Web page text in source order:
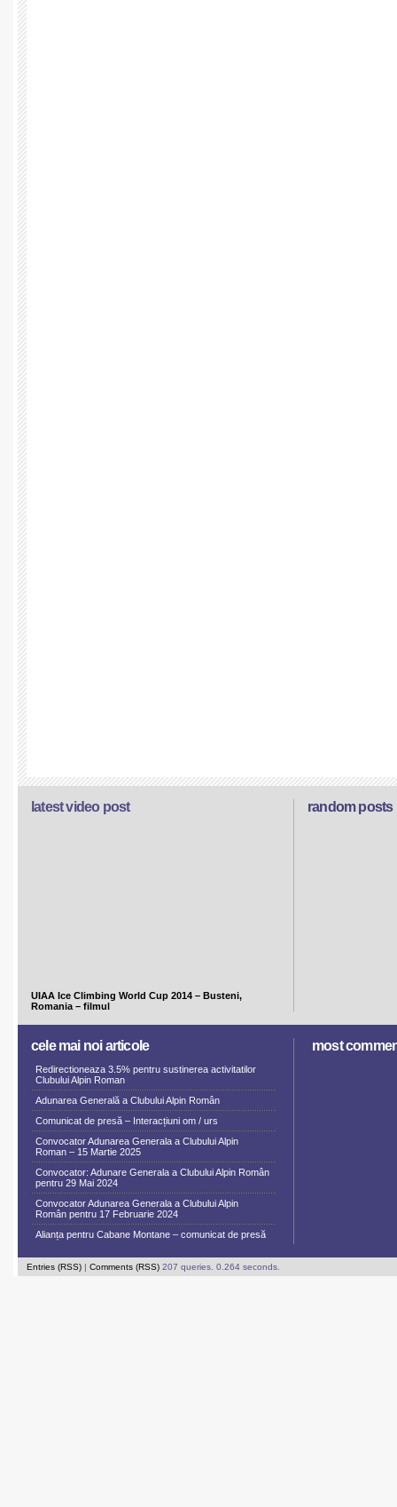
random posts
latest video post
UIAA Ice Climbing World Cup 2014 – Busteni,
Romania – filmul
cele mai noi articole
Redirectioneaza 3.5% pentru sustinerea activitatilor
Clubului Alpin Roman
Adunarea Generală a Clubului Alpin Român
Comunicat de presă – Interacțiuni om / urs
Convocator Adunarea Generala a Clubului Alpin
Roman – 15 Martie 2025
Convocator: Adunare Generala a Clubului Alpin Român
pentru 29 Mai 2024
Convocator Adunarea Generala a Clubului Alpin
Român pentru 17 Februarie 2024
Alianța pentru Cabane Montane – comunicat de presă
most
Entries (RSS) | Comments (RSS) 207 queries. 0.264 seconds.